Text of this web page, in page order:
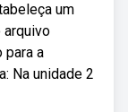
um
arquivo
para a
Na unidade 2